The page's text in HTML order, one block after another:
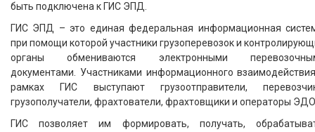
быть подключена к ГИС ЭПД.
ГИС ЭПД – это единая федеральная информационная
при помощи которой участники грузоперевозок и
органы обмениваются электронными
документами. Участниками информационного
рамках ГИС выступают грузоотправители,
грузополучатели, фрахтователи, фрахтовщики и операторы
ГИС позволяет им формировать, получать,